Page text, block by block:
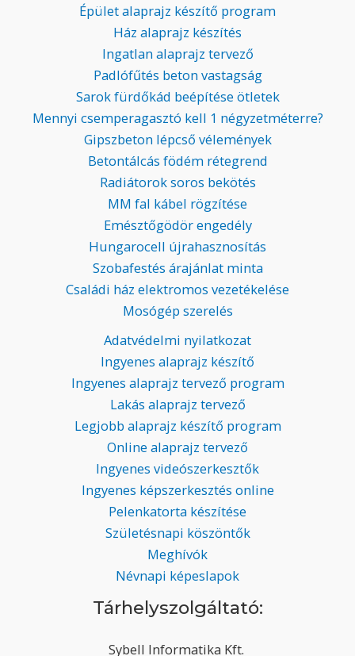
Épület alaprajz készítő program
Ház alaprajz készítés
Ingatlan alaprajz tervező
Padlófűtés beton vastagság
Sarok fürdőkád beépítése ötletek
Mennyi csemperagasztó kell 1 négyzetméterre?
Gipszbeton lépcső vélemények
Betontálcás födém rétegrend
Radiátorok soros bekötés
MM fal kábel rögzítése
Emésztőgödör engedély
Hungarocell újrahasznosítás
Szobafestés árajánlat minta
Családi ház elektromos vezetékelése
Mosógép szerelés
Adatvédelmi nyilatkozat
Ingyenes alaprajz készítő
Ingyenes alaprajz tervező program
Lakás alaprajz tervező
Legjobb alaprajz készítő program
Online alaprajz tervező
Ingyenes videószerkesztők
Ingyenes képszerkesztés online
Pelenkatorta készítése
Születésnapi köszöntők
Meghívók
Névnapi képeslapok
Tárhelyszolgáltató:
Sybell Informatika Kft.